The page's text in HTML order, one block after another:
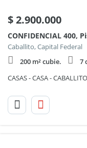
$2.900.000
CONFIDENCIAL 400,
Caballito, Capital Federal
200 m² cubie.
7
CASAS - CASA -